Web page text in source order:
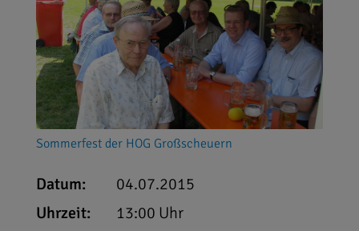
Sommerfest der HOG Großscheuern
Datum:
04.07.2015
Uhrzeit:
13:00 Uhr